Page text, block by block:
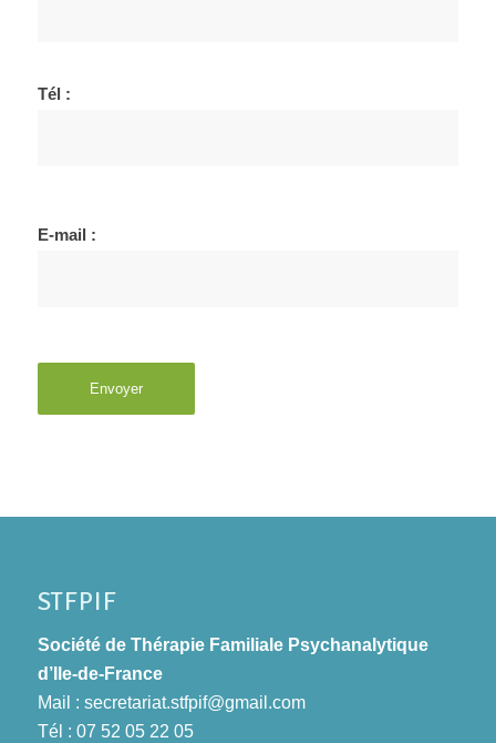
Tél :
E-mail :
STFPIF
Société de Thérapie Familiale Psychanalytique
d’Ile-de-France
Mail : secretariat.stfpif@gmail.com
Tél : 07 52 05 22 05